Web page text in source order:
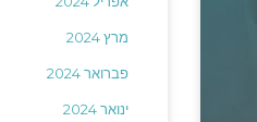
מרץ 2024
פברואר 2024
ינואר 2024